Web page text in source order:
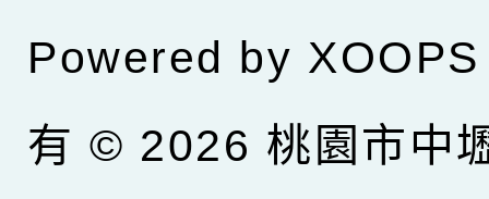
Powered by XOOPS
有 © 2026 桃園市中